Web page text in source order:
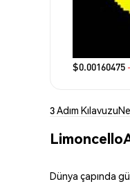
$0.00160475
3 Adım Kılavuzu
Dünya çapında